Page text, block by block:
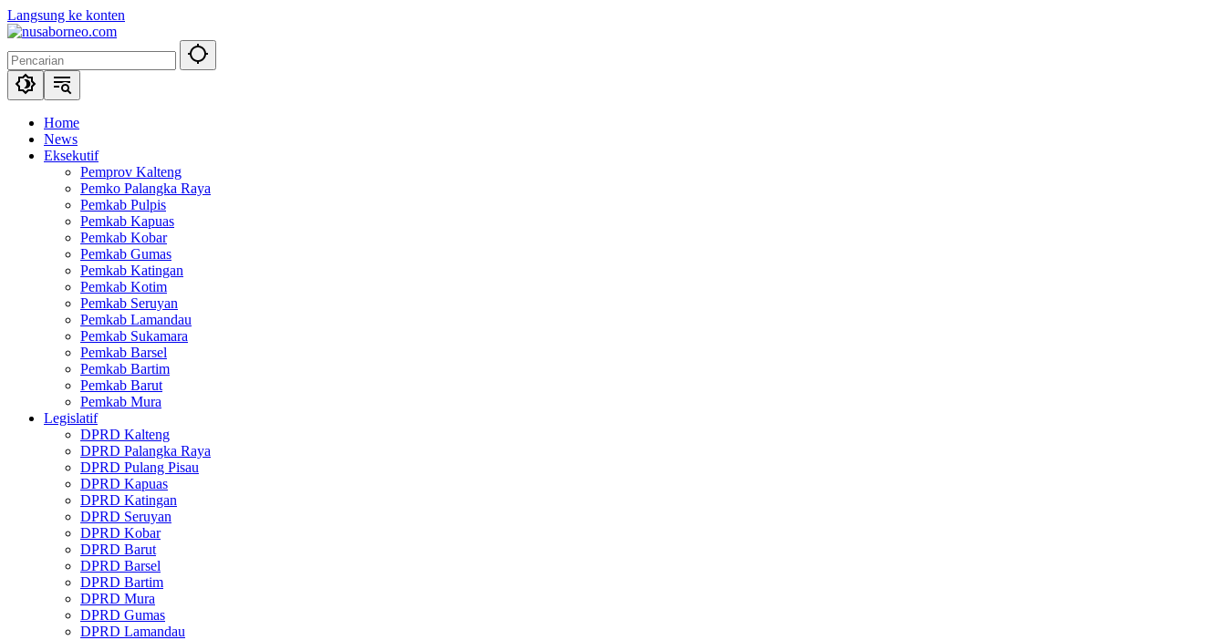
Langsung ke konten
Home
News
Eksekutif
Pemprov Kalteng
Pemko Palangka Raya
Pemkab Pulpis
Pemkab Kapuas
Pemkab Kobar
Pemkab Gumas
Pemkab Katingan
Pemkab Kotim
Pemkab Seruyan
Pemkab Lamandau
Pemkab Sukamara
Pemkab Barsel
Pemkab Bartim
Pemkab Barut
Pemkab Mura
Legislatif
DPRD Kalteng
DPRD Palangka Raya
DPRD Pulang Pisau
DPRD Kapuas
DPRD Katingan
DPRD Seruyan
DPRD Kobar
DPRD Barut
DPRD Barsel
DPRD Bartim
DPRD Mura
DPRD Gumas
DPRD Lamandau